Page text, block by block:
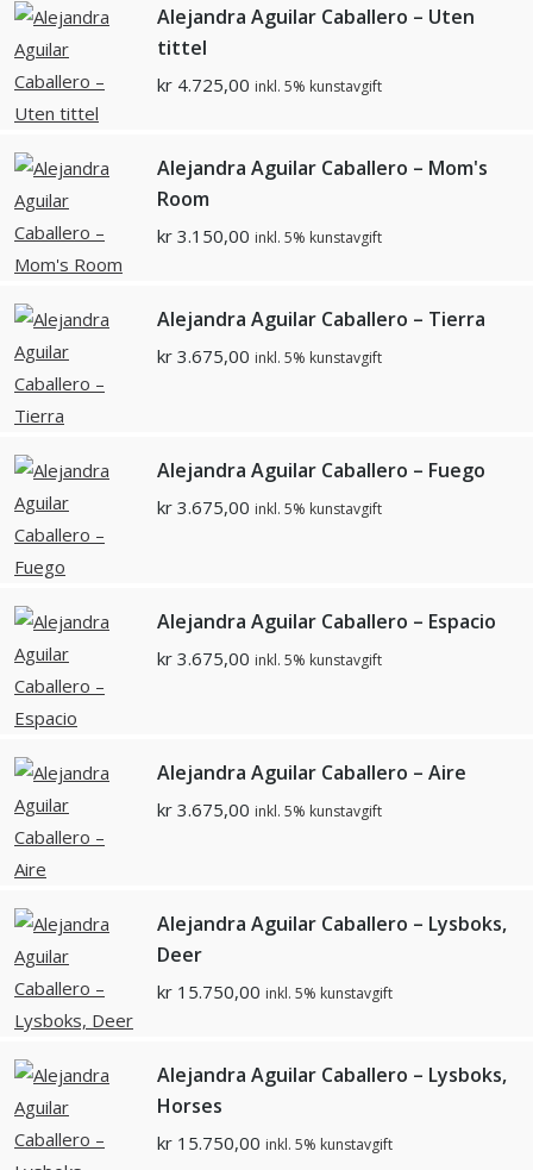
Alejandra Aguilar Caballero – Uten
tittel
kr 4.725,00 inkl. 5% kunstavgift
Alejandra Aguilar Caballero – Mom's
Room
kr 3.150,00 inkl. 5% kunstavgift
Alejandra Aguilar Caballero – Tierra
kr 3.675,00 inkl. 5% kunstavgift
Alejandra Aguilar Caballero – Fuego
kr 3.675,00 inkl. 5% kunstavgift
Alejandra Aguilar Caballero – Espacio
kr 3.675,00 inkl. 5% kunstavgift
Alejandra Aguilar Caballero – Aire
kr 3.675,00 inkl. 5% kunstavgift
Alejandra Aguilar Caballero – Lysboks,
Deer
kr 15.750,00 inkl. 5% kunstavgift
Alejandra Aguilar Caballero – Lysboks,
Horses
kr 15.750,00 inkl. 5% kunstavgift